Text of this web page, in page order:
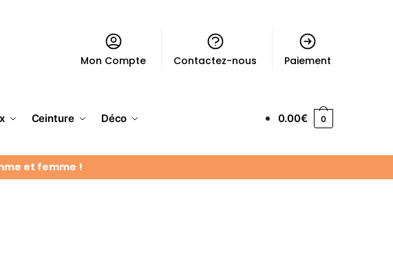
Mon Compte Contactez-nous Paiement
Ceinture Déco 0.00€ 0
et femme !